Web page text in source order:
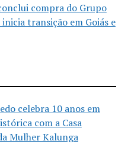
compra do Grupo
inicia transição em Goiás e
celebra 10 anos em
com a Casa
Mulher Kalunga